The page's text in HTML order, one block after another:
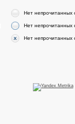
Нет непрочитанных
Нет непрочитанных
Нет непрочитанных